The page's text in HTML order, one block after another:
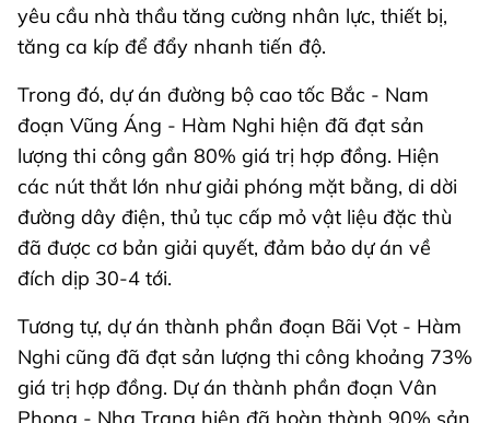
yêu cầu nhà thầu tăng cường nhân lực, thiết bị,
tăng ca kíp để đẩy nhanh tiến độ.
Trong đó, dự án đường bộ cao tốc Bắc - Nam
đoạn Vũng Áng - Hàm Nghi hiện đã đạt sản
lượng thi công gần 80% giá trị hợp đồng. Hiện
các nút thắt lớn như giải phóng mặt bằng, di dời
đường dây điện, thủ tục cấp mỏ vật liệu đặc thù
đã được cơ bản giải quyết, đảm bảo dự án về
đích dịp 30-4 tới.
Tương tự, dự án thành phần đoạn Bãi Vọt - Hàm
Nghi cũng đã đạt sản lượng thi công khoảng 73%
giá trị hợp đồng. Dự án thành phần đoạn Vân